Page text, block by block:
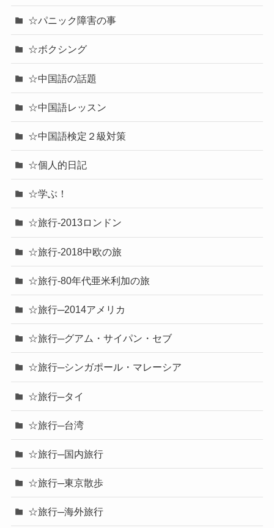
☆パニック障害の事
☆ボクシング
☆中国語の話題
☆中国語レッスン
☆中国語検定２級対策
☆個人的日記
☆学ぶ！
☆旅行-2013ロンドン
☆旅行-2018中欧の旅
☆旅行-80年代亜米利加の旅
☆旅行─2014アメリカ
☆旅行─グアム・サイパン・セブ
☆旅行─シンガポール・マレーシア
☆旅行─タイ
☆旅行─台湾
☆旅行─国内旅行
☆旅行─東京散歩
☆旅行─海外旅行